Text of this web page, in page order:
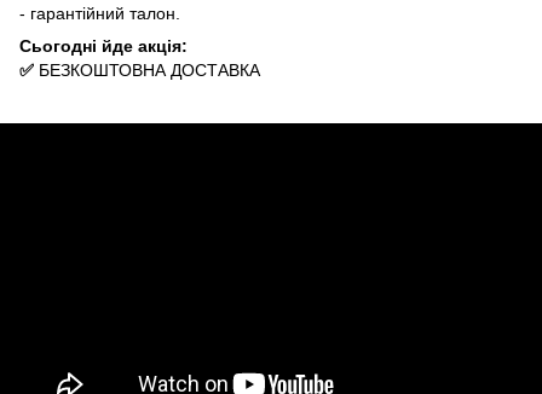
- гарантійний талон.
Сьогодні йде акція:
✅ БЕЗКОШТОВНА ДОСТАВКА